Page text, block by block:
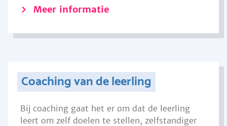
Meer informatie
Coaching van de leerling
Bij coaching gaat het er om dat de leerling
leert om zelf doelen te stellen, zelfstandiger